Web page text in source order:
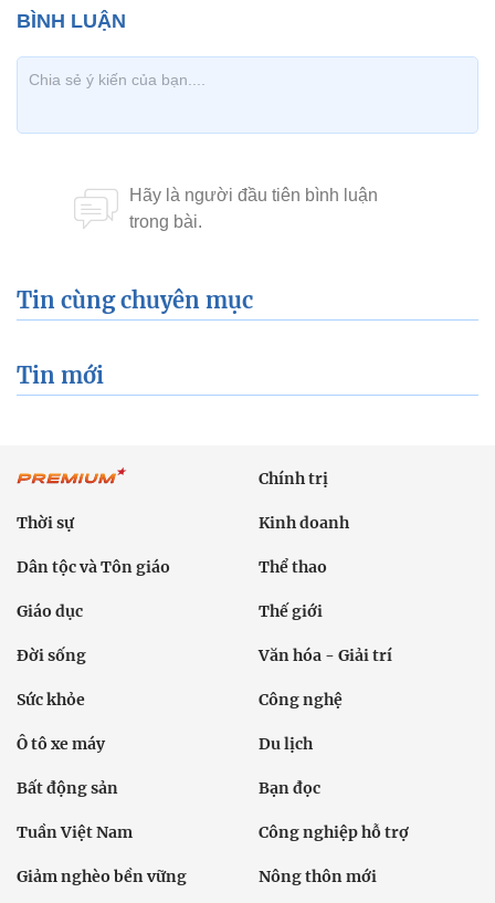
Tin cùng chuyên mục
Tin mới
Chính trị
Thời sự Kinh doanh
Dân tộc và Tôn giáo Thể thao
Giáo dục Thế giới
Đời sống Văn hóa - Giải trí
Sức khỏe Công nghệ
Ô tô xe máy Du lịch
Bất động sản Bạn đọc
Tuần Việt Nam Công nghiệp hỗ trợ
Giảm nghèo bền vững Nông thôn mới